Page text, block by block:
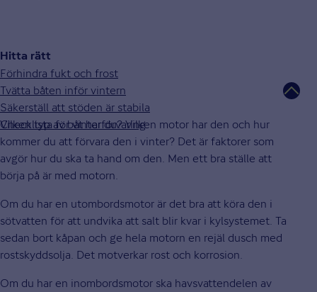
Hitta rätt
Förhindra fukt och frost
Tvätta båten inför vintern
Säkerställ att stöden är stabila
Checklista för vinterförvaring
Vilken typ av båt har du? Vilken motor har den och hur
kommer du att förvara den i vinter? Det är faktorer som
avgör hur du ska ta hand om den. Men ett bra ställe att
börja på är med motorn.
Om du har en utombordsmotor är det bra att köra den i
sötvatten för att undvika att salt blir kvar i kylsystemet. Ta
sedan bort kåpan och ge hela motorn en rejäl dusch med
rostskyddsolja. Det motverkar rost och korrosion.
Om du har en inombordsmotor ska havsvattendelen av